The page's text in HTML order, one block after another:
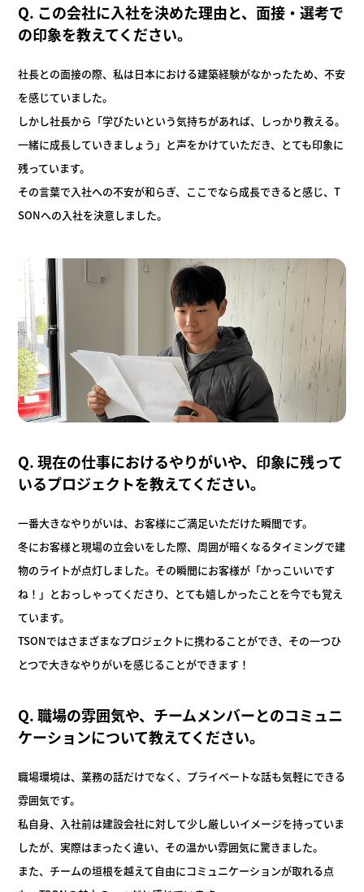
Q. この会社に入社を決めた理由と、面接・選考で
の印象を教えてく ださい。
社長との面接の際、私は日本における建築経験がなかったため、不安
を感じていました。
しかし社長から「学びたいという気持ちがあれば、しっかり教える。
一緒に成長していきましょう」と声をかけていただき、とても印象に
残っています。
その言葉で入社への不安が和らぎ、ここでなら成長できると感じ、T
SONへの入社を決意しました。
Q. 現在の仕事におけるやりがいや、印象に残って
いるプロジェクトを教えてください。
一番大きなやりがいは、お客様にご満足いただけた瞬間です。
冬にお客様と現場の立会いをした際、周囲が暗くなるタイミングで建
物のライトが点灯しました。その瞬間にお客様が「かっこいいです
ね！」とおっしゃってくださり、とても嬉しかったことを今でも覚え
ています。
TSONではさまざまなプロジェクトに携わることができ、その一つひ
とつで大きなやりがいを感じることができます！
Q. 職場の雰囲気や、チームメンバーとのコミュニ
ケーションについて教えてください。
職場環境は、業務の話だけでなく、プライベートな話も気軽にできる
雰囲気です。
私自身、入社前は建設会社に対して少し厳しいイメージを持っていま
したが、実際はまったく違い、その温かい雰囲気に驚きました。
また、チームの垣根を越えて自由にコミュニケーションが取れる点